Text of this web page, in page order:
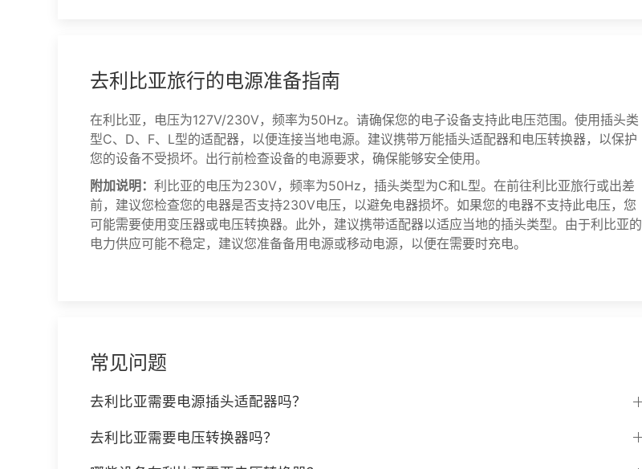
去利比亚旅行的电源准备指南
在利比亚，电压为127V/230V，频率为50Hz。请确保您的电子设备支持此电压范围。使用插头类
型C、D、F、L型的适配器，以便连接当地电源。建议携带万能插头适配器和电压转换器，以保护
您的设备不受损坏。出行前检查设备的电源要求，确保能够安全使用。
附加说明： 利比亚的电压为230V，频率为50Hz，插头类型为C和L型。在前往利比亚旅行或出差
前，建议您检查您的电器是否支持230V电压，以避免电器损坏。如果您的电器不支持此电压，您
可能需要使用变压器或电压转换器。此外，建议携带适配器以适应当地的插头类型。由于利比亚的
电力供应可能不稳定，建议您准备备用电源或移动电源，以便在需要时充电。
常见问题
去利比亚需要电源插头适配器吗？
去利比亚需要电压转换器吗？